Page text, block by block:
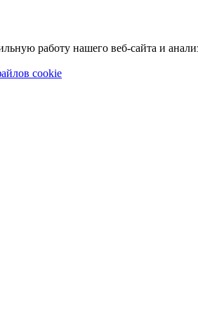
работу нашего веб-сайта и
cookie